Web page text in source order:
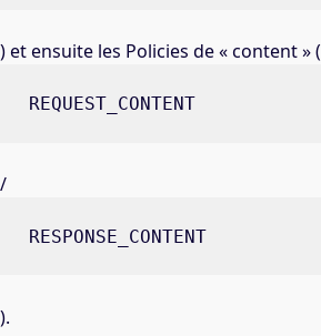
) et ensuite les Policies de « content » (
REQUEST_CONTENT
/
RESPONSE_CONTENT
).